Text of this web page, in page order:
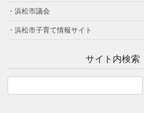
・浜松市議会
・浜松市子育て情報サイト
サイト内検索